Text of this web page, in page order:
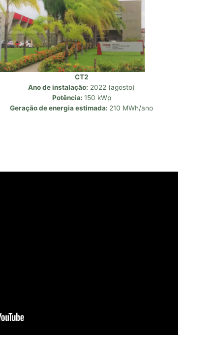
CT2
Ano de instalação: 2022 (agosto)
Potência: 150 kWp
Geração de energia estimada: 210 MWh/ano